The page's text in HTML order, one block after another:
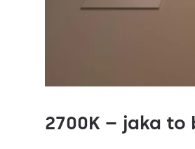
2700K – jaka to